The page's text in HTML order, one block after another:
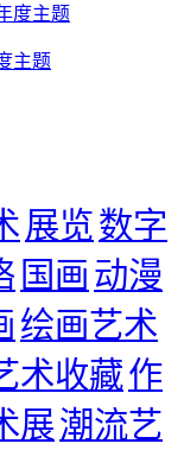
主题
展览数字
国画 动漫
绘画艺术
术收藏作
展潮流艺